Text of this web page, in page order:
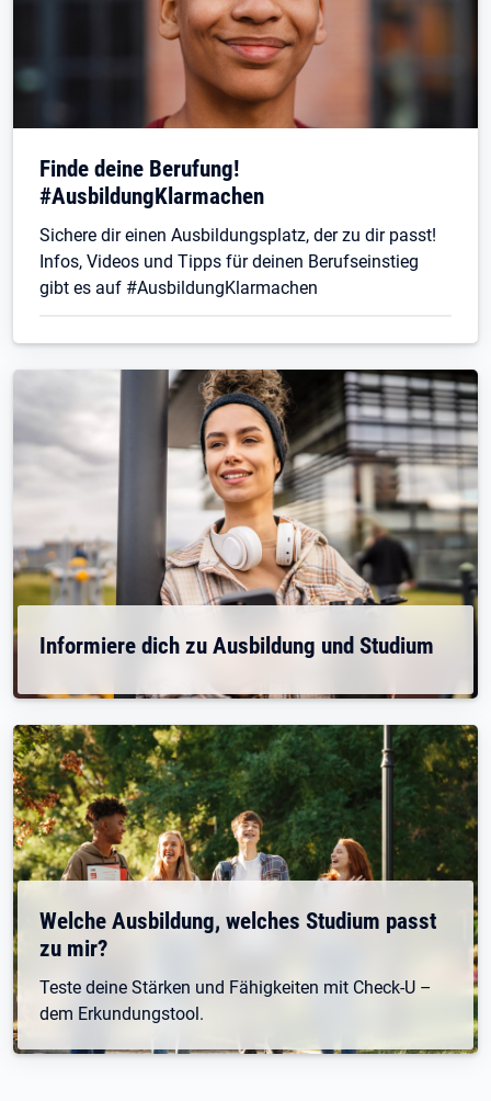
Finde deine Berufung!
#AusbildungKlarmachen
Sichere dir einen Ausbildungsplatz, der zu dir passt!
Infos, Videos und Tipps für deinen Berufseinstieg
gibt es auf #AusbildungKlarmachen
Informiere dich zu Ausbildung und Studium
Welche Ausbildung, welches Studium passt
zu mir?
Teste deine Stärken und Fähigkeiten mit Check-U –
dem Erkundungstool.